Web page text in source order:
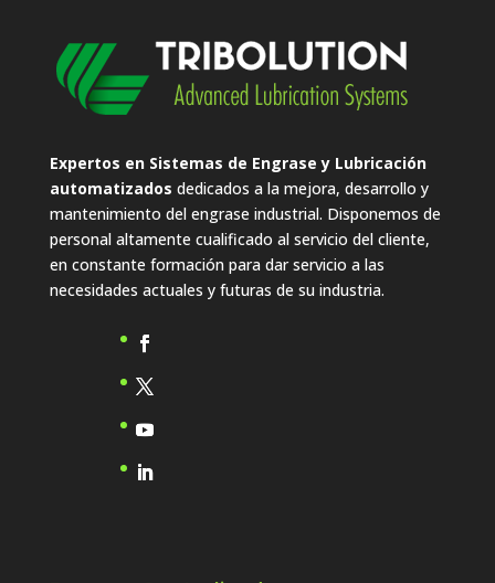
Expertos en Sistemas de Engrase y Lubricación
automatizados dedicados a la mejora, desarrollo y
mantenimiento del engrase industrial. Disponemos de
personal altamente cualificado al servicio del cliente,
en constante formación para dar servicio a las
necesidades actuales y futuras de su industria.